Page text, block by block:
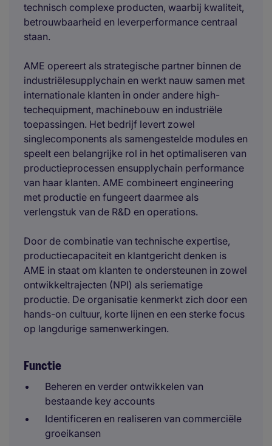
technisch complexe producten, waarbij kwaliteit,
betrouwbaarheid en leverperformance centraal
staan.
AME opereert als strategische partner binnen de
industriëlesupplychain en werkt nauw samen met
internationale klanten in onder andere high-
techequipment, machinebouw en industriële
toepassingen. Het bedrijf levert zowel
singlecomponents als samengestelde modules en
speelt een belangrijke rol in het optimaliseren van
productieprocessen ensupplychain performance
van haar klanten. AME combineert engineering
met productie en fungeert daarmee als
verlengstuk van de R&D en operations.
Door de combinatie van technische expertise,
productiecapaciteit en klantgericht denken is
AME in staat om klanten te ondersteunen in zowel
ontwikkeltrajecten (NPI) als seriematige
productie. De organisatie kenmerkt zich door een
hands-on cultuur, korte lijnen en een sterke focus
op langdurige samenwerkingen.
Functie
Beheren en verder ontwikkelen van
bestaande key accounts
Identificeren en realiseren van commerciële
groeikansen